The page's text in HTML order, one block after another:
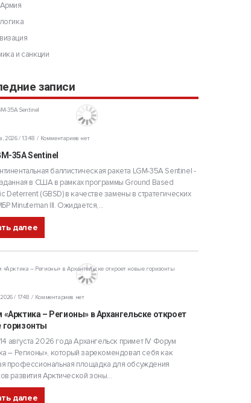
и санкции
записи
2026 / 13:48 Комментариев нет
35A Sentinel
баллистическая ракета LGM-35A Sentinel -
в США в рамках программы Ground Based
Deterrent (GBSD) в качестве замены в стратегических
Minuteman III. Ожидается,...
далее
/ 17:48 Комментариев нет
– Регионы» в Архангельске откроет
горизонты
августа 2026 года Архангельск примет IV Форум
– Регионы», который зарекомендовал себя как
профессиональная площадка для обсуждения
развития Арктической зоны...
далее